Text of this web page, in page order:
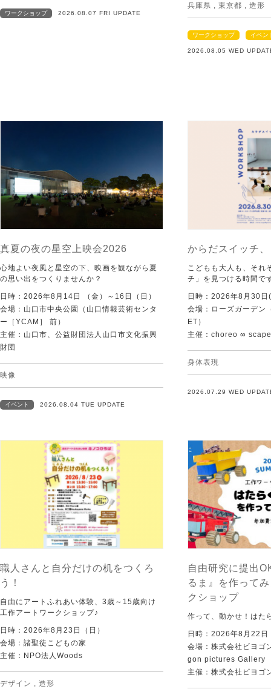
ワークショップ 2026.08.07 FRI UPDATE
兵庫県 東京都 造形
ワークショップ イベン
2026.08.05 WED
真夏の夜の星空上映会2026
心地よい夜風と星空の下、映画を観ながら夏
の思い出をつくりませんか？
日時：2026年8月14日 （金）～16日（日）
会場：山口市中央公園（山口情報芸術センタ
ー［YCAM］ 前）
主催：山口市、公益財団法人山口市文化振興
財団
映像
イベント 2026.08.04 TUE UPDATE
からだスイッチ
こどもも大人も、それ
チ」を見つける時間で
日時：2026年8月30日
会場：ローズガーデン
ET）
主催：choreo ∞ scape
身体表現
2026.07.29 WED
職人さんと自分だけの机をつくろ
う！
自由にアートふれあい体験、3歳～15歳向け
工作アートワークショップ♪
日時：2026年8月23日（日）
会場：諸聖徒こどもの家
主催：NPO法人Woods
デザイン 造形
自由研究に提出
るま』を作って
クショップ
作って、動かせ！はた
日時：2026年8月22日
会場：株式会社ビヨ
gon pictures Gallery
主催：株式会社ビヨゴ